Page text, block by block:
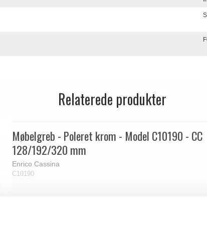
Relaterede produkter
Møbelgreb - Poleret krom - Model C10190 - CC
128/192/320 mm
Enrico Cassina
C10190